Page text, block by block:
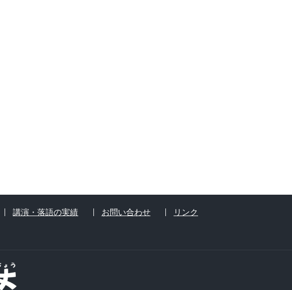
講演・落語の実績 お問い合わせ
リンク